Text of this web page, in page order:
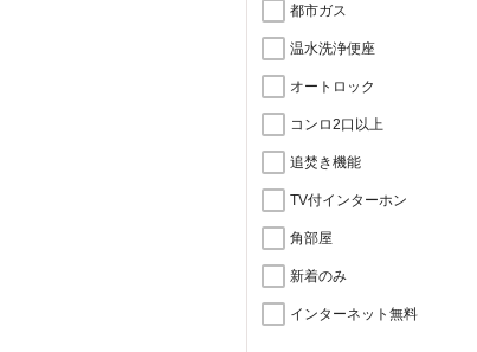
都市ガス
温水洗浄便座
オートロック
コンロ2口以上
追焚き機能
TV付インターホン
角部屋
新着のみ
インターネット無料